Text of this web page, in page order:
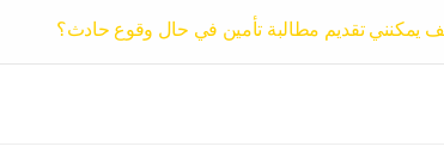
يمكنني تقديم مطالبة تأمين في حال وقوع حادث؟